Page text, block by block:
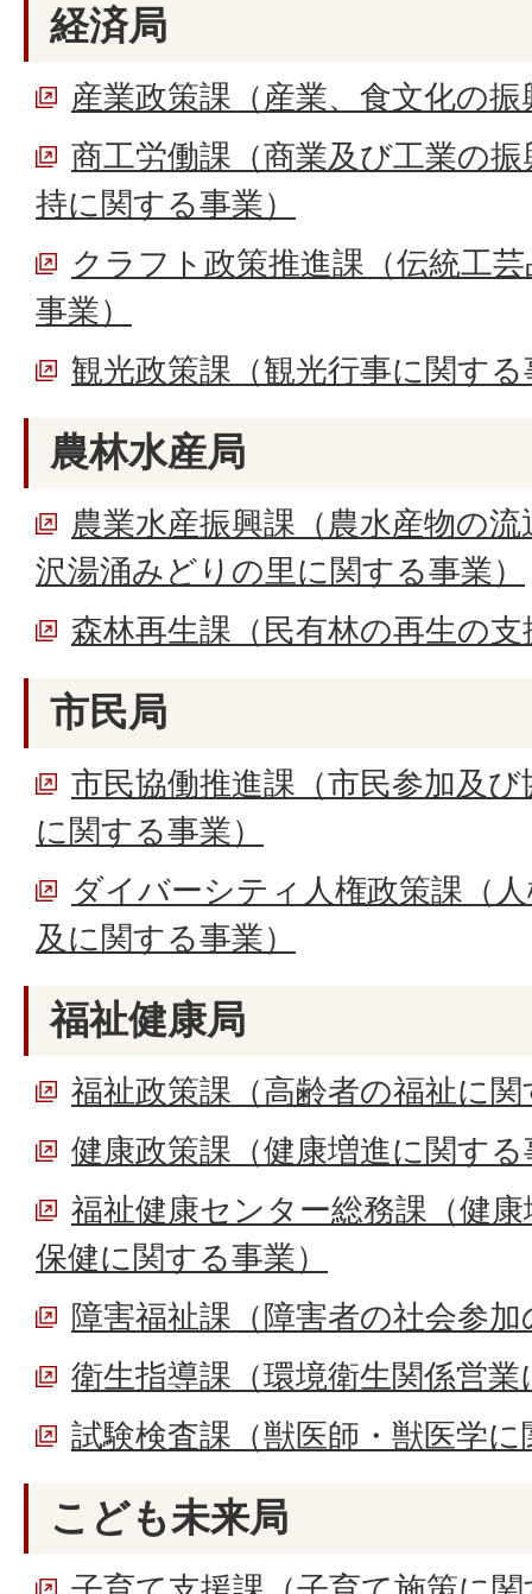
経済局
産業政策課（産業、食文化の
商工労働課（商業及び工業の
持に関する事業）
クラフト政策推進課（伝統工
事業）
観光政策課（観光行事に関す
農林水産局
農業水産振興課（農水産物の
沢湯涌みどりの里に関する事業）
森林再生課（民有林の再生の
市民局
市民協働推進課（市民参加及
に関する事業）
ダイバーシティ人権政策課（
及に関する事業）
福祉健康局
福祉政策課（高齢者の福祉に
健康政策課（健康増進に関す
福祉健康センター総務課（健
保健に関する事業）
障害福祉課（障害者の社会参
衛生指導課（環境衛生関係営
試験検査課（獣医師・獣医学
こども未来局